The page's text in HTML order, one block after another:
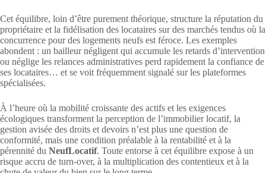
Cet équilibre, loin d’être purement théorique, structure la réputation du
propriétaire et la fidélisation des locataires sur des marchés tendus où la
concurrence pour des logements neufs est féroce. Les exemples
abondent : un bailleur négligent qui accumule les retards d’intervention
ou néglige les relances administratives perd rapidement la confiance de
ses locataires… et se voit fréquemment signalé sur les plateformes
spécialisées.
À l’heure où la mobilité croissante des actifs et les exigences
écologiques transforment la perception de l’immobilier locatif, la
gestion avisée des droits et devoirs n’est plus une question de
conformité, mais une condition préalable à la rentabilité et à la
pérennité du NeufLocatif. Toute entorse à cet équilibre expose à un
risque accru de turn-over, à la multiplication des contentieux et à la